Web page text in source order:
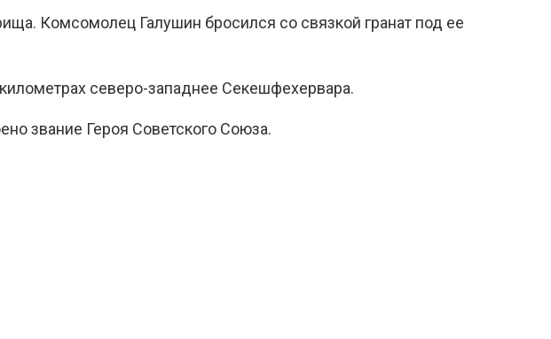
Комсомолец Галушин бросился со связкой гранат под ее
северо-западнее Секешфехервара.
звание Героя Советского Союза.